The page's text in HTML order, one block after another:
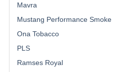
Mavra
Mustang Performance Smoke
Ona Tobacco
PLS
Ramses Royal